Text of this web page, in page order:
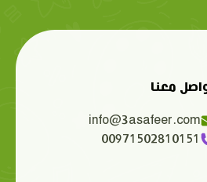
معنا
info@3asafeer.com
00971502810151